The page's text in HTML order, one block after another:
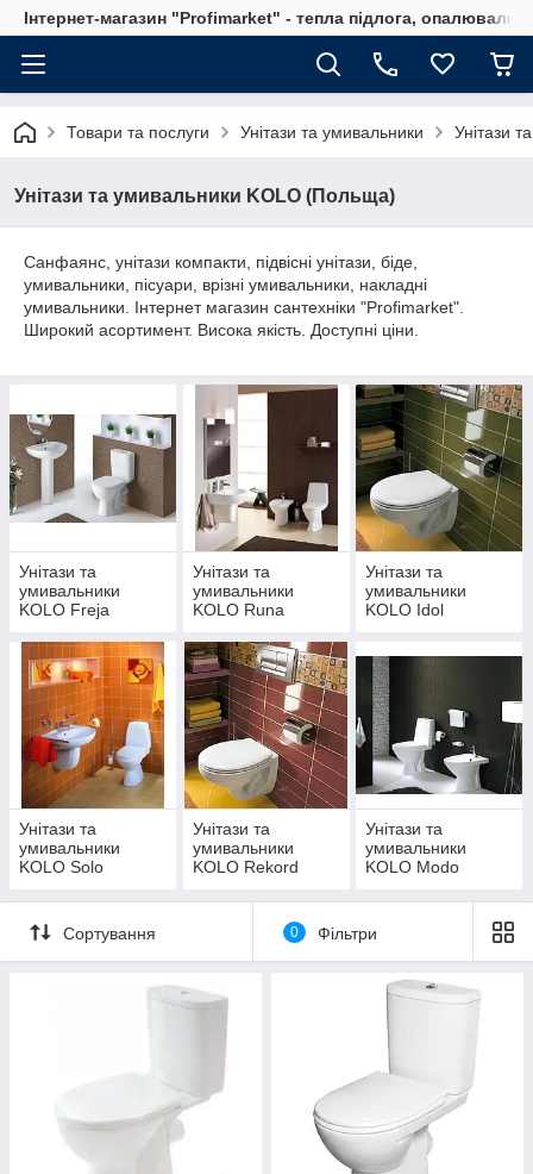
Інтернет-магазин "Profimarket" - тепла підлога,
Товари та послуги Унітази та умивальники Унітази
Унітази та умивальники KOLO (Польща)
Санфаянс, унітази компакти, підвісні унітази, біде,
умивальники, пісуари, врізні умивальники, накладні
умивальники. Інтернет магазин сантехніки "Profimarket".
Широкий асортимент. Висока якість. Доступні ціни.
Унітази та
умивальники
KOLO Freja
Унітази та
умивальники
KOLO Runa
Унітази та
умивальники
KOLO Idol
Унітази та
умивальники
KOLO Solo
Унітази та
умивальники
KOLO Rekord
Унітази та
умивальники
KOLO Modo
Сортування 0 Фільтри